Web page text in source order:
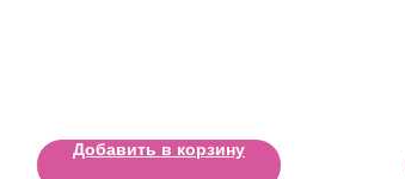
Добавить в корзину